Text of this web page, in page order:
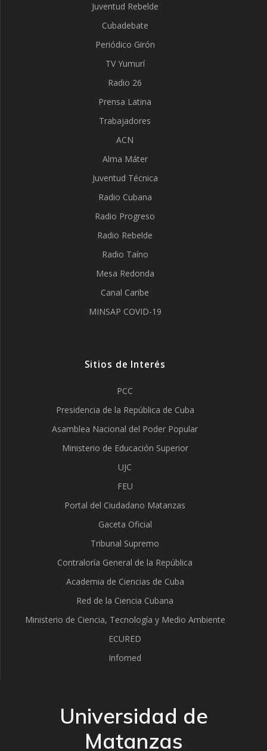
Juventud Rebelde
Cubadebate
Periódico Girón
TV Yumurí
Radio 26
Prensa Latina
Trabajadores
ACN
Alma Máter
Juventud Técnica
Radio Cubana
Radio Progreso
Radio Rebelde
Radio Taíno
Mesa Redonda
Canal Caribe
MINSAP COVID-19
Sitios de Interés
PCC
Presidencia de la República de Cuba
Asamblea Nacional del Poder Popular
Ministerio de Educación Superior
UJC
FEU
Portal del Ciudadano Matanzas
Gaceta Oficial
Tribunal Supremo
Contraloría General de la República
Academia de Ciencias de Cuba
Red de la Ciencia Cubana
Ministerio de Ciencia, Tecnología y Medio Ambiente
ECURED
Infomed
Universidad de
Matanzas